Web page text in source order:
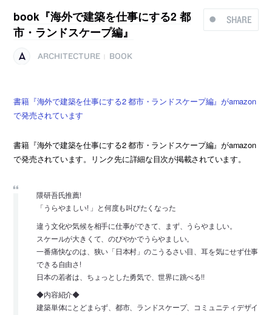
SHARE
book『海外で建築を仕事にする2 都
市・ランドスケープ編』
ARCHITECTURE BOOK
書籍『海外で建築を仕事にする2 都市・ランドスケープ編』がamazon
で発売されています
書籍『海外で建築を仕事にする2 都市・ランドスケープ編』がamazon
で発売されています。リンク先に詳細な目次が掲載されています。
隈研吾氏推薦!
「うらやましい! 」と何度も叫びたくなった
違う文化や気候を相手に仕事ができて、まず、うらやましい。
スケールが大きくて、のびやかでうらやましい。
一番痛快なのは、狭い「日本村」のこうるさい目、耳を気にせず仕事
できる自由さ!
日本の若者は、ちょっとした勇気で、世界に跳べる!!
◆内容紹介◆
建築単体にとどまらず、都市、ランドスケープ、コミュニティデザイ